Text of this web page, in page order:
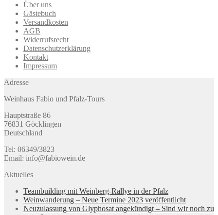
Über uns
Gästebuch
Versandkosten
AGB
Widerrufsrecht
Datenschutzerklärung
Kontakt
Impressum
Adresse
Weinhaus Fabio und Pfalz-Tours
Hauptstraße 86
76831 Göcklingen
Deutschland
Tel: 06349/3823
Email: info@fabiowein.de
Aktuelles
Teambuilding mit Weinberg-Rallye in der Pfalz
Weinwanderung – Neue Termine 2023 veröffentlicht
Neuzulassung von Glyphosat angekündigt – Sind wir noch zu